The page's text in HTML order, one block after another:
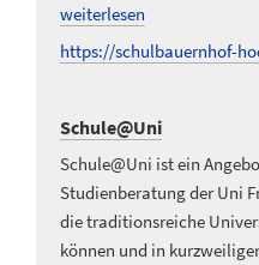
weiterlesen
https://schulbauernhof-
Schule@Uni
Schule@Uni ist ein
Studienberatung der Uni
die traditionsreiche
können und in